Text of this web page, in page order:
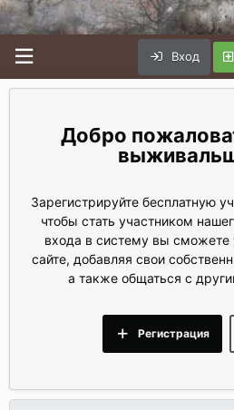
Вход
Зарегистрируйте бесплатную
чтобы стать участником
входа в систему вы сможете
сайте, добавляя свои
а также общаться с
Регистрация